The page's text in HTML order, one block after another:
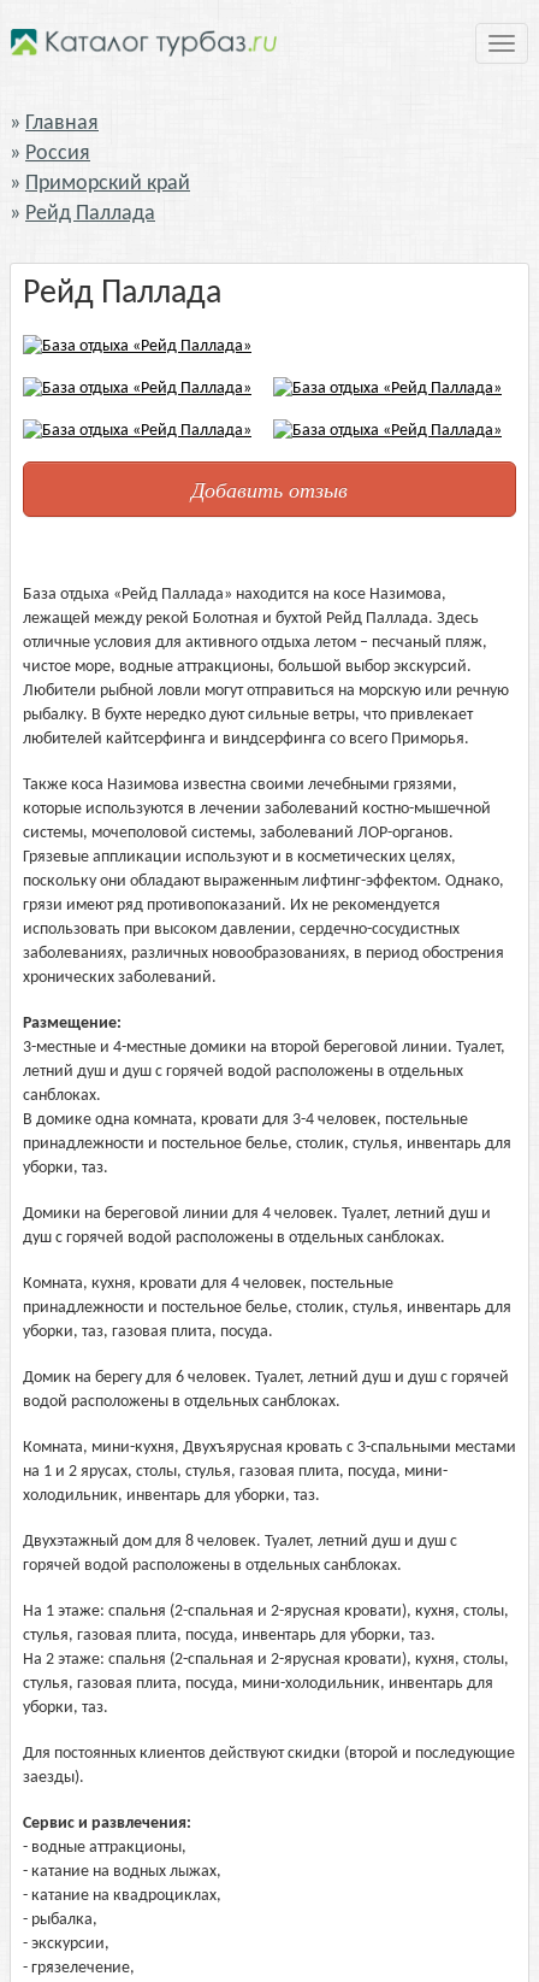
Главная
Россия
Приморский край
Рейд Паллада
Рейд Паллада
Добавить отзыв
База отдыха «Рейд Паллада» находится на косе Назимова,
лежащей между рекой Болотная и бухтой Рейд Паллада. Здесь
отличные условия для активного отдыха летом – песчаный пляж,
чистое море, водные аттракционы, большой выбор экскурсий.
Любители рыбной ловли могут отправиться на морскую или речную
рыбалку. В бухте нередко дуют сильные ветры, что привлекает
любителей кайтсерфинга и виндсерфинга со всего Приморья.
Также коса Назимова известна своими лечебными грязями,
которые используются в лечении заболеваний костно-мышечной
системы, мочеполовой системы, заболеваний ЛОР-органов.
Грязевые аппликации используют и в косметических целях,
поскольку они обладают выраженным лифтинг-эффектом. Однако,
грязи имеют ряд противопоказаний. Их не рекомендуется
использовать при высоком давлении, сердечно-сосудистных
заболеваниях, различных новообразованиях, в период обострения
хронических заболеваний.
Размещение:
3-местные и 4-местные домики на второй береговой линии. Туалет,
летний душ и душ с горячей водой расположены в отдельных
санблоках.
В домике одна комната, кровати для 3-4 человек, постельные
принадлежности и постельное белье, столик, стулья, инвентарь для
уборки, таз.
Домики на береговой линии для 4 человек. Туалет, летний душ и
душ с горячей водой расположены в отдельных санблоках.
Комната, кухня, кровати для 4 человек, постельные
принадлежности и постельное белье, столик, стулья, инвентарь для
уборки, таз, газовая плита, посуда.
Домик на берегу для 6 человек. Туалет, летний душ и душ с горячей
водой расположены в отдельных санблоках.
Комната, мини-кухня, Двухъярусная кровать с 3-спальными местами
на 1 и 2 ярусах, столы, стулья, газовая плита, посуда, мини-
холодильник, инвентарь для уборки, таз.
Двухэтажный дом для 8 человек. Туалет, летний душ и душ с
горячей водой расположены в отдельных санблоках.
На 1 этаже: спальня (2-спальная и 2-ярусная кровати), кухня, столы,
стулья, газовая плита, посуда, инвентарь для уборки, таз.
На 2 этаже: спальня (2-спальная и 2-ярусная кровати), кухня, столы,
стулья, газовая плита, посуда, мини-холодильник, инвентарь для
уборки, таз.
Для постоянных клиентов действуют скидки (второй и последующие
заезды).
Сервис и развлечения:
- водные аттракционы,
- катание на водных лыжах,
- катание на квадроциклах,
- рыбалка,
- экскурсии,
- грязелечение,